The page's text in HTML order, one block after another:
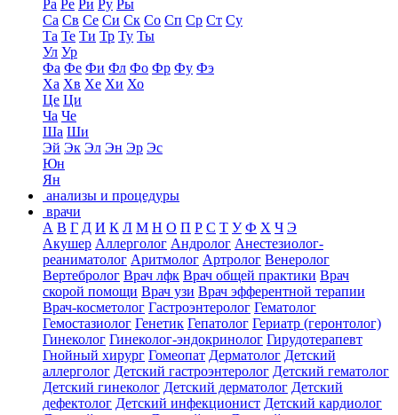
Ра Ре Ри Ру Ры
Са Св Се Си Ск Со Сп Ср Ст Су
Та Те Ти Тр Ту Ты
Ул Ур
Фа Фе Фи Фл Фо Фр Фу Фэ
Ха Хв Хе Хи Хо
Це Ци
Ча Че
Ша Ши
Эй Эк Эл Эн Эр Эс
Юн
Ян
анализы и процедуры
врачи
А В Г Д И К Л М Н О П Р С Т У Ф Х Ч Э
Акушер Аллерголог Андролог Анестезиолог-
реаниматолог Аритмолог Артролог Венеролог
Вертебролог Врач лфк Врач общей практики Врач
скорой помощи Врач узи Врач эфферентной терапии
Врач-косметолог Гастроэнтеролог Гематолог
Гемостазиолог Генетик Гепатолог Гериатр (геронтолог)
Гинеколог Гинеколог-эндокринолог Гирудотерапевт
Гнойный хирург Гомеопат Дерматолог Детский
аллерголог Детский гастроэнтеролог Детский гематолог
Детский гинеколог Детский дерматолог Детский
дефектолог Детский инфекционист Детский кардиолог